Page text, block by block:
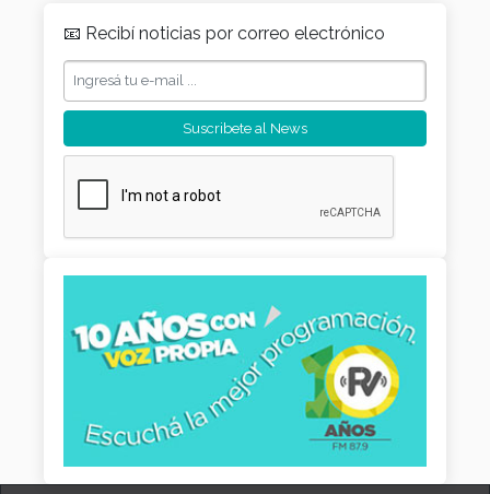
📧 Recibí noticias por correo electrónico